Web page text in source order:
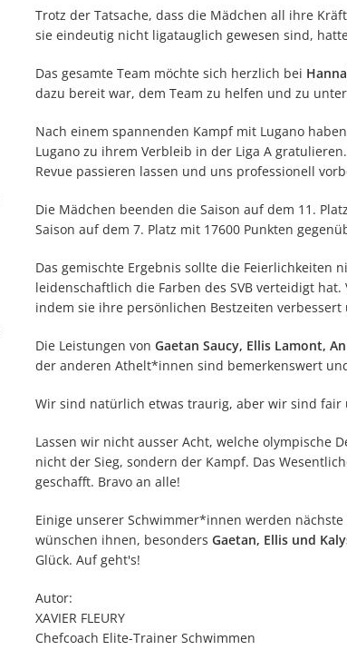
Trotz der Tatsache, dass die Mädchen all ihre
sie eindeutig nicht ligatauglich gewesen sind,
Das gesamte Team möchte sich herzlich bei
dazu bereit war, dem Team zu helfen und zu
Nach einem spannenden Kampf mit Lugano
Lugano zu ihrem Verbleib in der Liga A
Revue passieren lassen und uns professionell
Die Mädchen beenden die Saison auf dem 11.
Saison auf dem 7. Platz mit 17600 Punkten
Das gemischte Ergebnis sollte die Feierlichkeiten
leidenschaftlich die Farben des SVB verteidigt
indem sie ihre persönlichen Bestzeiten
Die Leistungen von Gaetan Saucy, Ellis Lamont,
der anderen Athelt*innen sind bemerkenswert
Wir sind natürlich etwas traurig, aber wir sind
Lassen wir nicht ausser Acht, welche olympische
nicht der Sieg, sondern der Kampf. Das
geschafft. Bravo an alle!
Einige unserer Schwimmer*innen werden
wünschen ihnen, besonders Gaetan, Ellis und
Glück. Auf geht's!
Autor:
XAVIER FLEURY
Chefcoach Elite-Trainer Schwimmen